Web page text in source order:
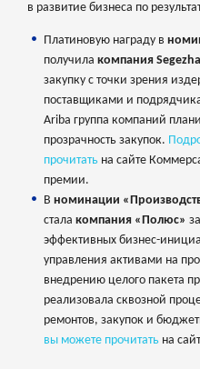
в развитие бизнеса по
Платиновую награду в
получила компания
закупку с точки зрения
поставщиками и
Ariba группа компаний
прозрачность закупок.
прочитать на сайте
премии.
В номинации
стала компания «Полюс»
эффективных бизнес-
управления активами на
внедрению целого пакета
реализовала сквозной
ремонтов, закупок и
вы можете прочитать на